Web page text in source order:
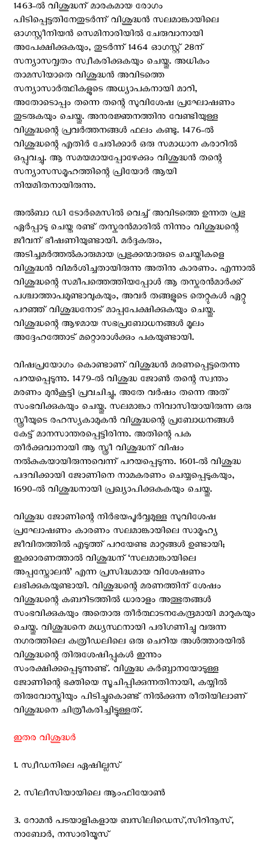
1463-ല്‍ വിശുദ്ധന് മാരകമായ രോഗം
പിടിപ്പെട്ടതിനേതുടര്‍ന്ന് വിശുദ്ധന്‍ സലമാങ്കായിലെ
ഓഗസ്റ്റീനിയന്‍ സെമിനാരിയില്‍ ചേരുവാനായി
അപേക്ഷിക്കുകയും, തുടര്‍ന്ന് 1464 ഓഗസ്റ്റ്‌ 28ന്
സന്യാസവൃതം സ്വീകരിക്കുകയും ചെയ്തു. അധികം
താമസിയാതെ വിശുദ്ധന്‍ അവിടത്തെ
സന്യാസാര്‍ത്ഥികളുടെ അധ്യാപകനായി മാറി,
അതോടൊപ്പം തന്നെ തന്റെ സുവിശേഷ പ്രഘോഷണം
തുടരുകയും ചെയ്തു. അനുരജ്ഞനത്തിനു വേണ്ടിയുള്ള
വിശുദ്ധന്റെ പ്രവര്‍ത്തനങ്ങള്‍ ഫലം കണ്ടു. 1476-ല്‍
വിശുദ്ധന്റെ എതിര്‍ ചേരിക്കാര്‍ ഒരു സമാധാന കരാറില്‍
ഒപ്പുവച്ചു. ആ സമയമായപ്പോഴേക്കും വിശുദ്ധന്‍ തന്റെ
സന്യാസസമൂഹത്തിന്റെ പ്രിയോര്‍ ആയി
നിയമിതനായിരുന്നു.
അല്‍ബാ ഡി ടോര്‍മെസില്‍ വെച്ച് അവിടത്തെ ഉന്നത പ്രഭു
ഏര്‍പ്പാടു ചെയ്ത രണ്ട് തസ്കരന്‍മാരില്‍ നിന്നും വിശുദ്ധന്റെ
ജീവന് ഭീഷണിയുണ്ടായി. മര്‍ദ്ദകരും,
അടിച്ചമര്‍ത്തല്‍കാരുമായ പ്രഭുക്കന്മാരുടെ ചെയ്തികളെ
വിശുദ്ധന്‍ വിമര്‍ശിച്ചതായിരുന്നു അതിനു കാരണം. എന്നാല്‍
വിശുദ്ധന്റെ സമീപത്തെത്തിയപ്പോള്‍ ആ തസ്കരന്‍മാര്‍ക്ക്‌
പശ്ചാത്താപമുണ്ടാവുകയും, അവര്‍ തങ്ങളുടെ തെറ്റുകള്‍ ഏറ്റു
പറഞ്ഞ് വിശുദ്ധനോട് മാപ്പപേക്ഷിക്കുകയും ചെയ്തു.
വിശുദ്ധന്റെ ആഴമായ സഭപ്രബോധനങ്ങള്‍ മൂലം
അദ്ദേഹത്തോട് മറ്റൊരാള്‍ക്കും പകയുണ്ടായി.
വിഷപ്രയോഗം കൊണ്ടാണ് വിശുദ്ധന്‍ മരണപ്പെട്ടതെന്നു
പറയപ്പെടുന്നു. 1479-ല്‍ വിശുദ്ധ ജോണ്‍ തന്റെ സ്വന്തം
മരണം മുന്‍കൂട്ടി പ്രവചിച്ചു, അതേ വര്‍ഷം തന്നെ അത്
സംഭവിക്കുകയും ചെയ്തു. സലമാങ്കാ നിവാസിയായിരുന്ന ഒരു
സ്ത്രീയുടെ രഹസ്യകാമുകന്‍ വിശുദ്ധന്റെ പ്രബോധനങ്ങള്‍
കേട്ട് മാനസാന്തരപ്പെട്ടിരിന്നു. അതിന്റെ പക
തീര്‍ക്കുവാനായി ആ സ്ത്രീ വിശുദ്ധന് വിഷം
നല്‍കുകയായിരുന്നുവെന്ന് പറയപ്പെടുന്നു. 1601-ല്‍ വിശുദ്ധ
പദവിക്കായി ജോണിനെ നാമകരണം ചെയ്യപ്പെടുകയും,
1690-ല്‍ വിശുദ്ധനായി പ്രഖ്യാപിക്കുകകയും ചെയ്തു.
വിശുദ്ധ ജോണിന്റെ നിര്‍ഭയപൂര്‍വ്വമുള്ള സുവിശേഷ
പ്രഘോഷണം കാരണം സലമാങ്കായിലെ സാമൂഹ്യ
ജീവിതത്തില്‍ എടുത്ത്‌ പറയേണ്ട മാറ്റങ്ങള്‍ ഉണ്ടായി;
ഇക്കാരണത്താല്‍ വിശുദ്ധന് ‘സലമാങ്കായിലെ
അപ്പസ്തോലന്‍’ എന്ന പ്രസിദ്ധമായ വിശേഷണം
ലഭിക്കുകയുണ്ടായി. വിശുദ്ധന്റെ മരണത്തിന് ശേഷം
വിശുദ്ധന്റെ കബറിടത്തില്‍ ധാരാളം അത്ഭുതങ്ങള്‍
സംഭവിക്കുകയും അതൊരു തീര്‍ത്ഥാടനകേന്ദ്രമായി മാറുകയും
ചെയ്തു. വിശുദ്ധനെ മധ്യസ്ഥനായി പരിഗണിച്ചു വരുന്ന
നഗരത്തിലെ കത്രീഡലിലെ ഒരു ചെറിയ അള്‍ത്താരയില്‍
വിശുദ്ധന്റെ തിരുശേഷിപ്പുകള്‍ ഇന്നും
സംരക്ഷിക്കപ്പെടുന്നുണ്ട്. വിശുദ്ധ കുര്‍ബ്ബാനയോടുള്ള
ജോണിന്റെ ഭക്തിയെ സൂചിപ്പിക്കുന്നതിനായി, കയ്യില്‍
തിരുവോസ്തിയും പിടിച്ചുകൊണ്ട് നില്‍ക്കുന്ന രീതിയിലാണ്
വിശുദ്ധനെ ചിത്രീകരിച്ചിട്ടുള്ളത്.
ഇതര വിശുദ്ധര്‍
1. സ്വീഡനിലെ ഏഷില്ലസ്
2. സിലീസിയായിലെ ആംഫിയോണ്‍
3. റോമന്‍ പടയാളികളായ ബസിലിഡെസ്,സിറിനൂസ്,
നാബോര്‍, നസാരിയൂസ്